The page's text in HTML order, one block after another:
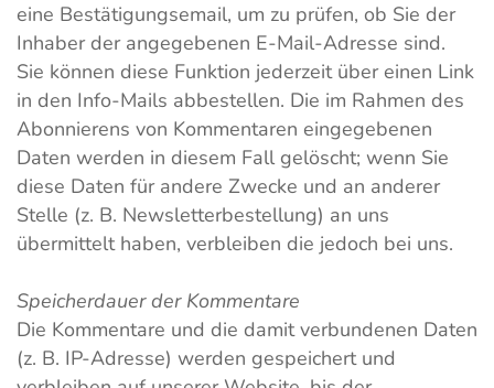
eine Bestätigungsemail, um zu prüfen, ob Sie der
Inhaber der angegebenen E-Mail-Adresse sind.
Sie können diese Funktion jederzeit über einen Link
in den Info-Mails abbestellen. Die im Rahmen des
Abonnierens von Kommentaren eingegebenen
Daten werden in diesem Fall gelöscht; wenn Sie
diese Daten für andere Zwecke und an anderer
Stelle (z. B. Newsletterbestellung) an uns
übermittelt haben, verbleiben die jedoch bei uns.
Speicherdauer der Kommentare
Die Kommentare und die damit verbundenen Daten
(z. B. IP-Adresse) werden gespeichert und